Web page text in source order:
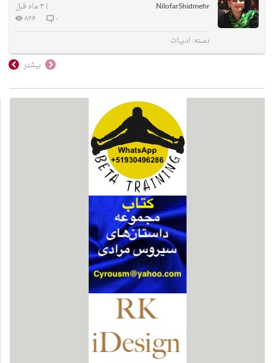
NilofarShidmehr
| ۴ ماه قبل
۰
۸۲۶
دسته:ادبیات
بیشتر